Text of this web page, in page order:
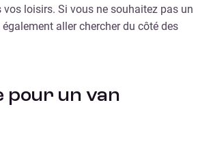
loisirs. Si vous ne souhaitez pas un
aller chercher du côté des
pour un van